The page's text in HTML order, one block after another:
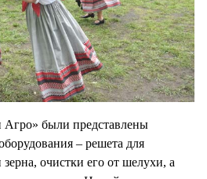
были представлены
– решета для
очистки его от шелухи, а